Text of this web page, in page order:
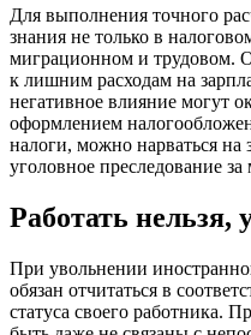
Для выполнения точного
знания не только в
миграционном и трудовом.
к лишним расходам на
негативное влияние могут
оформлением
налоги, можно нарваться
уголовное преследование
Работать нельзя,
При увольнении
обязан отчитаться в
статуса своего работника.